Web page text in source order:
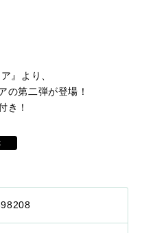
』より、
の第二弾が登場！
き！